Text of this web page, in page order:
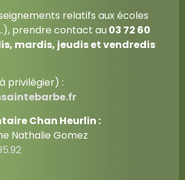
relatifs aux écoles
prendre contact au03 72 60
mardis, jeudis et vendredis
privilégier) :
Chan Heurlin :
Nathalie Gomez